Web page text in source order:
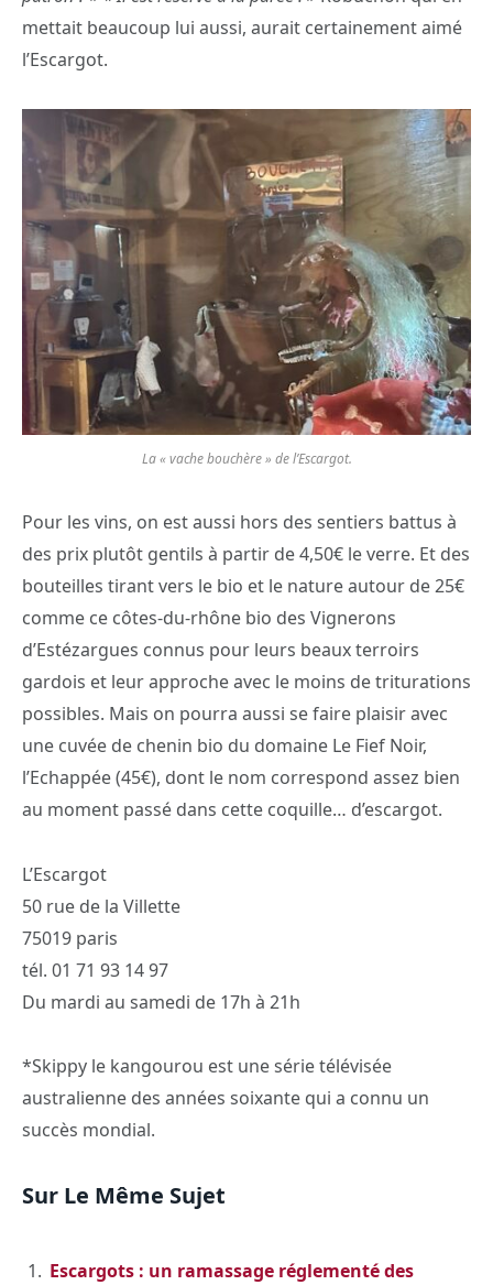
mettait beaucoup lui aussi, aurait certainement aimé
l’Escargot.
La « vache bouchère » de l’Escargot.
Pour les vins, on est aussi hors des sentiers battus à
des prix plutôt gentils à partir de 4,50€ le verre. Et des
bouteilles tirant vers le bio et le nature autour de 25€
comme ce côtes-du-rhône bio des Vignerons
d’Estézargues connus pour leurs beaux terroirs
gardois et leur approche avec le moins de triturations
possibles. Mais on pourra aussi se faire plaisir avec
une cuvée de chenin bio du domaine Le Fief Noir,
l’Echappée (45€), dont le nom correspond assez bien
au moment passé dans cette coquille… d’escargot.
L’Escargot
50 rue de la Villette
75019 paris
tél. 01 71 93 14 97
Du mardi au samedi de 17h à 21h
*Skippy le kangourou est une série télévisée
australienne des années soixante qui a connu un
succès mondial.
Sur Le Même Sujet
Escargots : un ramassage réglementé des